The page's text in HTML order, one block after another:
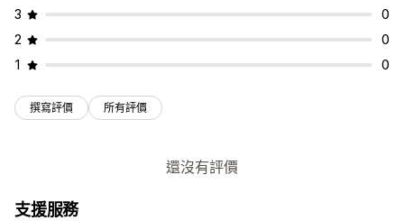
3
0
2
0
1
0
撰寫評價 所有評價
還沒有評價
支援服務